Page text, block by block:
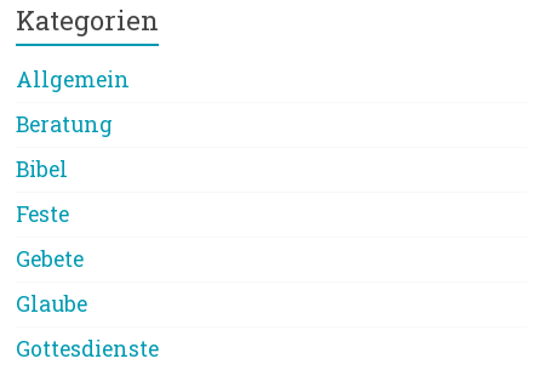
Kategorien
Allgemein
Beratung
Bibel
Feste
Gebete
Glaube
Gottesdienste